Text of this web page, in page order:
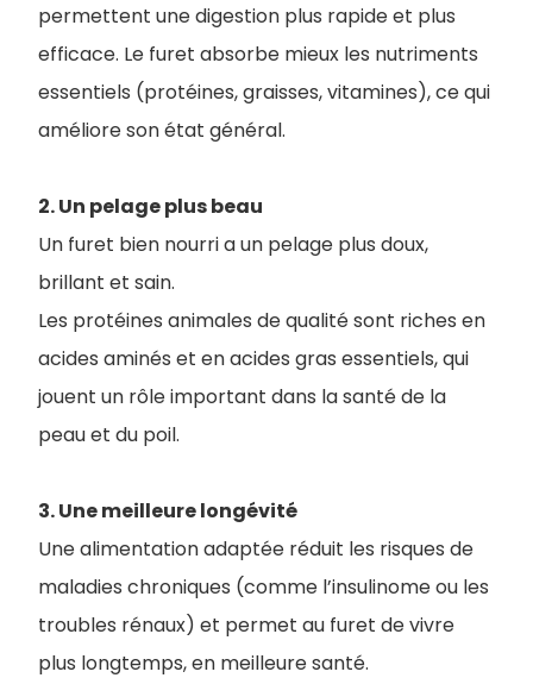
permettent une digestion plus rapide et plus
efficace. Le furet absorbe mieux les nutriments
essentiels (protéines, graisses, vitamines), ce qui
améliore son état général.
2. Un pelage plus beau
Un furet bien nourri a un pelage plus doux,
brillant et sain.
Les protéines animales de qualité sont riches en
acides aminés et en acides gras essentiels, qui
jouent un rôle important dans la santé de la
peau et du poil.
3. Une meilleure longévité
Une alimentation adaptée réduit les risques de
maladies chroniques (comme l’insulinome ou les
troubles rénaux) et permet au furet de vivre
plus longtemps, en meilleure santé.